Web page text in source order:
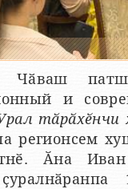
Чӑваш
и
тӑрӑхӗнчи
регионсем
Ӑна Иван